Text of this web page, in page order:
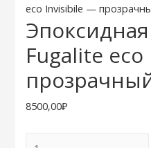
eco Invisibile —
Fugalite
8500,00₽